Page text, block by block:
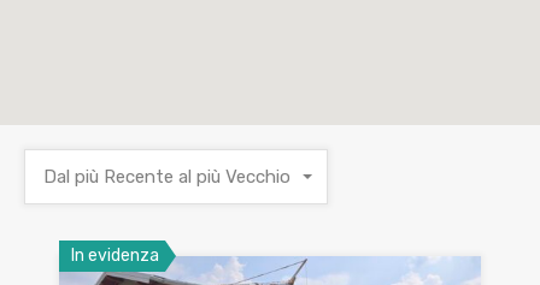
Dal più Recente al più Vecchio
In evidenza